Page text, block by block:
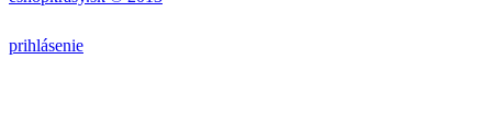
prihlásenie